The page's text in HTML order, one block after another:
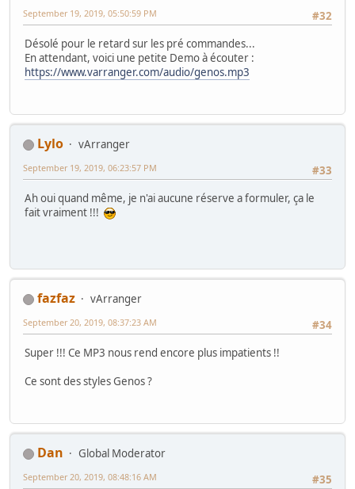
#32
September 19, 2019, 05:50:59 PM
Désolé pour le retard sur les pré commandes...
En attendant, voici une petite Demo à écouter :
https://www.varranger.com/audio/genos.mp3
Lylo
vArranger
#33
September 19, 2019, 06:23:57 PM
Ah oui quand même, je n'ai aucune réserve a formuler, ça le
fait vraiment !!!
fazfaz
vArranger
#34
September 20, 2019, 08:37:23 AM
Super !!! Ce MP3 nous rend encore plus impatients !!
Ce sont des styles Genos ?
Dan
Global Moderator
#35
September 20, 2019, 08:48:16 AM